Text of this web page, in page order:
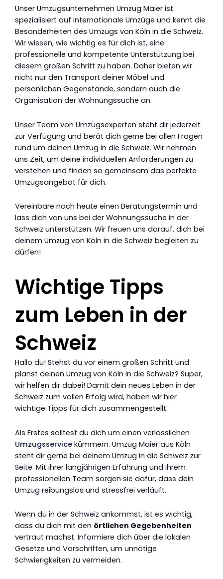
Unser Umzugsunternehmen Umzug Maier ist
spezialisiert auf internationale Umzüge und kennt die
Besonderheiten des Umzugs von Köln in die Schweiz.
Wir wissen, wie wichtig es für dich ist, eine
professionelle und kompetente Unterstützung bei
diesem großen Schritt zu haben. Daher bieten wir
nicht nur den Transport deiner Möbel und
persönlichen Gegenstände, sondern auch die
Organisation der Wohnungssuche an.
Unser Team von Umzugsexperten steht dir jederzeit
zur Verfügung und berät dich gerne bei allen Fragen
rund um deinen Umzug in die Schweiz. Wir nehmen
uns Zeit, um deine individuellen Anforderungen zu
verstehen und finden so gemeinsam das perfekte
Umzugsangebot für dich.
Vereinbare noch heute einen Beratungstermin und
lass dich von uns bei der Wohnungssuche in der
Schweiz unterstützen. Wir freuen uns darauf, dich bei
deinem Umzug von Köln in die Schweiz begleiten zu
dürfen!
Wichtige Tipps
zum Leben in der
Schweiz
Hallo du! Stehst du vor einem großen Schritt und
planst deinen Umzug von Köln in die Schweiz? Super,
wir helfen dir dabei! Damit dein neues Leben in der
Schweiz zum vollen Erfolg wird, haben wir hier
wichtige Tipps für dich zusammengestellt.
Als Erstes solltest du dich um einen verlässlichen
Umzugsservice kümmern. Umzug Maier aus Köln
steht dir gerne bei deinem Umzug in die Schweiz zur
Seite. Mit ihrer langjährigen Erfahrung und ihrem
professionellen Team sorgen sie dafür, dass dein
Umzug reibungslos und stressfrei verläuft.
Wenn du in der Schweiz ankommst, ist es wichtig,
dass du dich mit den örtlichen Gegebenheiten
vertraut machst. Informiere dich über die lokalen
Gesetze und Vorschriften, um unnötige
Schwierigkeiten zu vermeiden.